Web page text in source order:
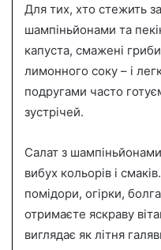
Для тих, хто стежить
шампіньйонами та
капуста, смажені
лимонного соку – і
подругами часто
зустрічей.
Салат з
вибух кольорів і
помідори, огірки,
отримаєте яскраву
виглядає як літня